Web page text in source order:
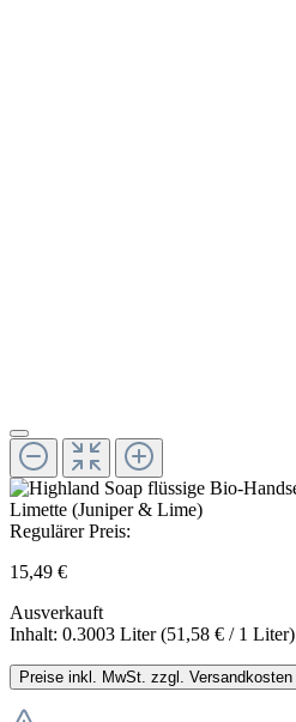
Regulärer Preis:
15,49 €
Ausverkauft
Inhalt: 0.3003 Liter(51,58 € / 1 Liter)
Preise inkl. MwSt. zzgl. Versandkosten